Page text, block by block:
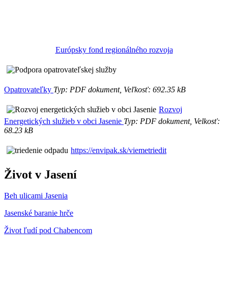
Európsky fond regionálného rozvoja
Opatrovateľky Typ: PDF dokument, Veľkosť: 692.35 kB
Rozvoj
Energetických služieb v obci Jasenie Typ: PDF dokument, Velkosť:
68.23 kB
https://envipak.sk/viemetriedit
Život v Jasení
Beh ulicami Jasenia
Jasenské baranie hrče
Život ľudí pod Chabencom